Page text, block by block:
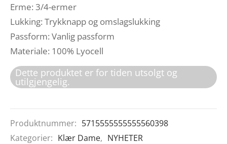
Erme: 3/4-ermer
Lukking: Trykknapp og omslagslukking
Passform: Vanlig passform
Materiale: 100% Lyocell
Dette produktet er for tiden utsolgt og
utilgjengelig.
Produktnummer: 5715555555555560398
Kategorier: Klær Dame, NYHETER